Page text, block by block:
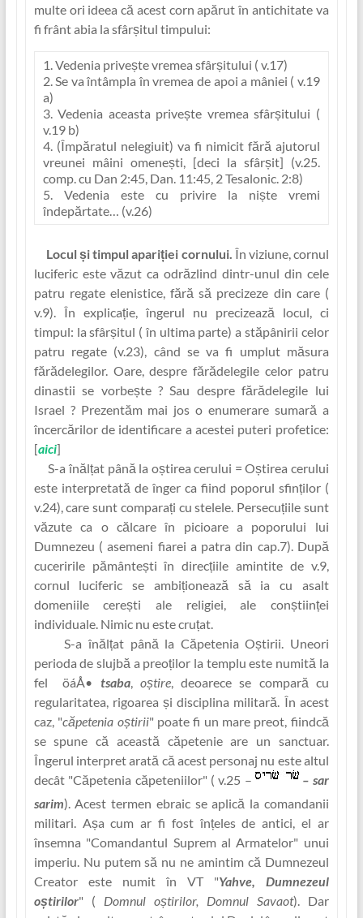
multe ori ideea că acest corn apărut în antichitate va
fi frânt abia la sfârșitul timpului:
1. Vedenia privește vremea sfârșitului ( v.17)
2. Se va întâmpla în vremea de apoi a mâniei ( v.19
a)
3. Vedenia aceasta privește vremea sfârșitului (
v.19 b)
4. (Împăratul nelegiuit) va fi nimicit fără ajutorul
vreunei mâini omenești, [deci la sfârșit] (v.25.
comp. cu Dan 2:45, Dan. 11:45, 2 Tesalonic. 2:8)
5. Vedenia este cu privire la niște vremi
îndepărtate… (v.26)
Locul și timpul apari‏ției cornului. În viziune, cornul
luciferic este văzut ca odrăzlind dintr-unul din cele
patru regate elenistice, fără să precizeze din care (
v.9). În explica‏ție, îngerul nu precizează locul, ci
timpul: la sfârșitul ( în ultima parte) a stăpânirii celor
patru regate (v.23), când se va fi umplut măsura
fărădelegilor. Oare, despre fărădelegile celor patru
dinastii se vorbește ? Sau despre fărădelegile lui
Israel ? Prezentăm mai jos o enumerare sumară a
încercărilor de identificare a acestei puteri profetice:
[aici]
S-a înăl‏țat până la oștirea cerului = Oștirea cerului
este interpretată de înger ca fiind poporul sfin‏ților (
v.24), care sunt compara‏ți cu stelele. Persecu‏țiile sunt
văzute ca o călcare în picioare a poporului lui
Dumnezeu ( asemeni fiarei a patra din cap.7). După
cuceririle pământești în direcț‏iile amintite de v.9,
cornul luciferic se ambi‏ționează să ia cu asalt
domeniile cerești ale religiei, ale conștiinței
individuale. Nimic nu este cruț‏at.
S-a înălț‏at până la Căpetenia Oștirii. Uneori
perioda de slujbă a preoț‏ilor la templu este numită la
fel
öáÅ• tsaba, oștire, deoarece se compară cu
regularitatea, rigoarea și disciplina militară. În acest
caz, "căpetenia oștirii" poate fi un mare preot, fiindcă
se spune că această căpetenie are un sanctuar.
Îngerul interpret arată că acest personaj nu este altul
decât "Căpetenia căpeteniilor" ( v.25 –
– sar
sarim). Acest termen ebraic se aplică la comandan‏ii
militari. Așa cum ar fi fost în‏țeles de antici, el ar
însemna "Comandantul Suprem al Armatelor" unui
imperiu. Nu putem să nu ne amintim că Dumnezeul
Creator este numit în VT "Yahve, Dumnezeul
oștirilor" ( Domnul oștirilor, Domnul Savaot). Dar